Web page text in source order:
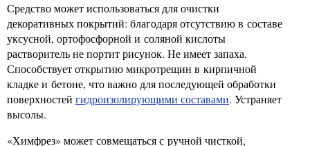
Средство может использоваться для очистки
декоративных покрытий: благодаря отсутствию в составе
уксусной, ортофосфорной и соляной кислоты
растворитель не портит рисунок. Не имеет запаха.
Способствует открытию микротрещин в кирпичной
кладке и бетоне, что важно для последующей обработки
поверхностей гидроизолирующими составами. Устраняет
высолы.
«Химфрез» может совмещаться с ручной чисткой,